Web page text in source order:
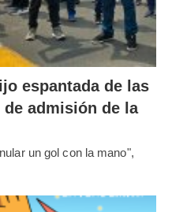
espantada de las
admisión de la
un gol con la mano",